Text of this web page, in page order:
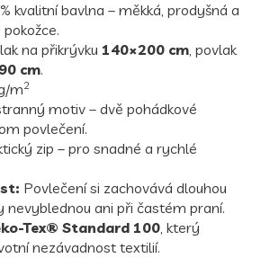
kvalitní bavlna – měkká, prodyšná a
na přikrývku 140×200 cm, povlak
cm.
m2
motiv – dvě pohádkové
povlečení.
zip – pro snadné a rychlé
Povlečení si zachovává dlouhou
nevyblednou ani při častém praní.
Tex® Standard 100, který
nezávadnost textilií.